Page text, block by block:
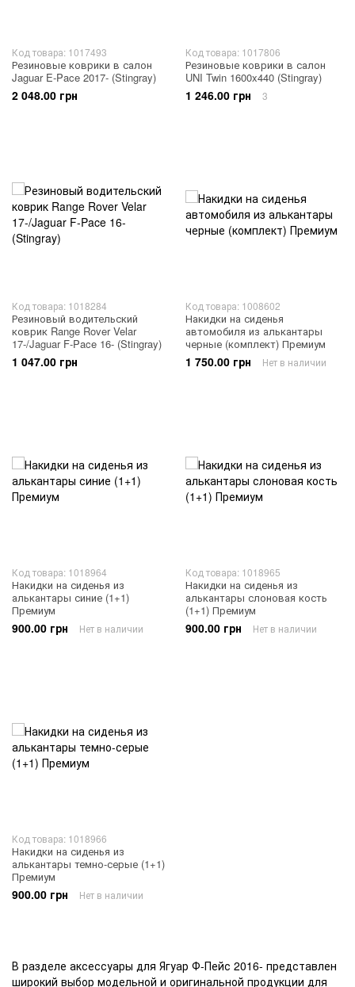
Код товара: 1017493
Резиновые коврики в салон
Jaguar E-Pace 2017- (Stingray)
2 048.00 грн
Код товара: 1017806
Резиновые коврики в салон
UNI Twin 1600x440 (Stingray)
1 246.00 грн 3
Код товара: 1018284
Резиновый водительский
коврик Range Rover Velar
17-/Jaguar F-Pace 16- (Stingray)
1 047.00 грн
Код товара: 1008602
Накидки на сиденья
автомобиля из алькантары
черные (комплект) Премиум
1 750.00 грн Нет в наличии
Код товара: 1018964
Накидки на сиденья из
алькантары синие (1+1)
Премиум
900.00 грн Нет в наличии
Код товара: 1018965
Накидки на сиденья из
алькантары слоновая кость
(1+1) Премиум
900.00 грн Нет в наличии
Код товара: 1018966
Накидки на сиденья из
алькантары темно-серые (1+1)
Премиум
900.00 грн Нет в наличии
В разделе аксессуары для Ягуар Ф-Пейс 2016- представлен
широкий выбор модельной и оригинальной продукции для